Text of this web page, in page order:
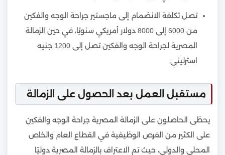
تصل تكلفة الانضمام إلى ماجستير جراحة الوجه والفكين
من 6000 إلى 8000 دولار أمريكي سنويًا، في حين الزمالة
المصرية لجراحة الوجه والفكين تصل إلى 1200 جنيه
استرليني.
مستقبل العمل بعد الحصول على الزمالة
يحظى الحاصلون على الزمالة المصرية جراحة الوجه والفكين
على الكثير من الفرص الوظيفية في القطاع العام والخاص
المحلي والدولي، حيث تم الاعتراف بالزمالة المصرية دوليًا